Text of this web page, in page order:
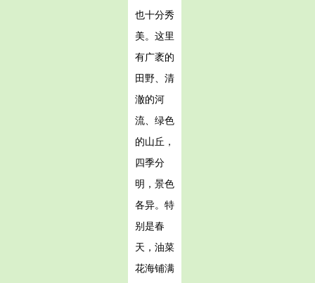
也十分秀
美。这里
有广袤的
田野、清
澈的河
流、绿色
的山丘，
四季分
明，景色
各异。特
别是春
天，油菜
花海铺满